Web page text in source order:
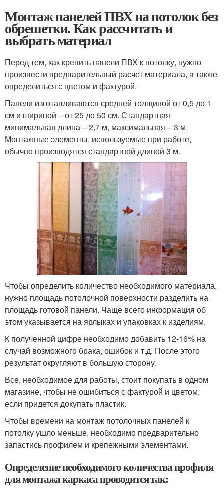
Монтаж панелей ПВХ на потолок без
обрешетки. Как рассчитать и
выбрать материал
Перед тем, как крепить панели ПВХ к потолку, нужно
произвести предварительный расчет материала, а также
определиться с цветом и фактурой.
Панели изготавливаются средней толщиной от 0,5 до 1
см и шириной – от 25 до 50 см. Стандартная
минимальная длина – 2,7 м, максимальная – 3 м.
Монтажные элементы, используемые при работе,
обычно производятся стандартной длиной 3 м.
Чтобы определить количество необходимого материала,
нужно площадь потолочной поверхности разделить на
площадь готовой панели. Чаще всего информация об
этом указывается на ярлыках и упаковках к изделиям.
К полученной цифре необходимо добавить 12-16% на
случай возможного брака, ошибок и т.д. После этого
результат округляют в большую сторону.
Все, необходимое для работы, стоит покупать в одном
магазине, чтобы не ошибиться с фактурой и цветом,
если придется докупать пластик.
Чтобы времени на монтаж потолочных панелей к
потолку ушло меньше, необходимо предварительно
запастись профилем и крепежными элементами.
Определение необходимого количества профиля
для монтажа каркаса проводится так: